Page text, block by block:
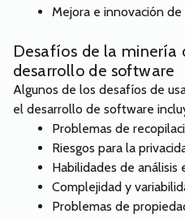
Mejora e innovación
Desafíos de la minería
desarrollo de software
Algunos de los desafíos de
el desarrollo de software
Problemas de
Riesgos para la
Habilidades de
Complejidad y
Problemas de